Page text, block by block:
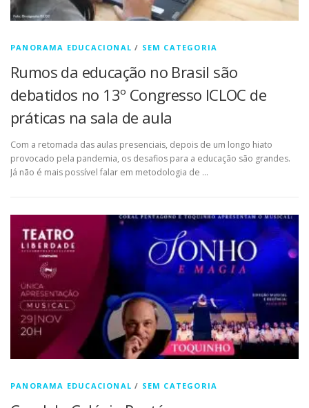
PANORAMA EDUCACIONAL / SEM CATEGORIA
Rumos da educação no Brasil são
debatidos no 13º Congresso ICLOC de
práticas na sala de aula
Com a retomada das aulas presenciais, depois de um longo hiato
provocado pela pandemia, os desafios para a educação são grandes.
Já não é mais possível falar em metodologia de …
PANORAMA EDUCACIONAL / SEM CATEGORIA